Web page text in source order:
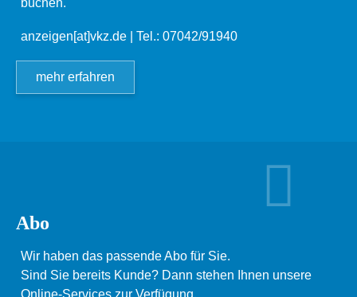
anzeigen[at]vkz.de | Tel.: 07042/91940
mehr erfahren
Abo
Wir haben das passende Abo für Sie.
Sind Sie bereits Kunde? Dann stehen Ihnen unsere
Online-Services zur Verfügung.